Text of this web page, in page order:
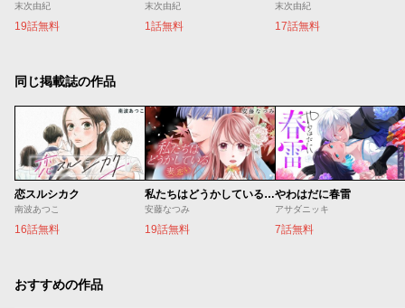
末次由紀
19話無料
末次由紀
1話無料
末次由紀
17話無料
同じ掲載誌の作品
恋スルシカク
南波あつこ
16話無料
私たちはどうかしている 妻恋い
安藤なつみ
19話無料
やわはだに春雷
アサダニッキ
7話無料
おすすめの作品